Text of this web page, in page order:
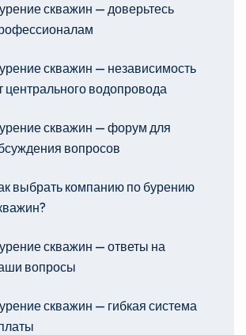
скважин — доверьтесь
скважин — независимость
центрального водопровода
скважин — форум для
вопросов
выбрать компанию по бурению
скважин — ответы на
вопросы
скважин — гибкая система